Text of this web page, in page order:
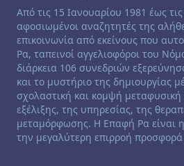
Channeling disclaimer:
Από τις 15 Ιανουαρίου 1981 έως
αφοσιωμένοι αναζητητές της
επικοινωνία από εκείνους που
Ρα, ταπεινοί αγγελιοφόροι του
διάρκεια 106 συνεδριών
και το μυστήριο της δημιουργίας
σχολαστική και κομψή μεταφυσική
εξέλιξης, της υπηρεσίας, της
μεταμόρφωσης. Η Επαφή Ρα είναι
την μεγαλύτερη επιρροή